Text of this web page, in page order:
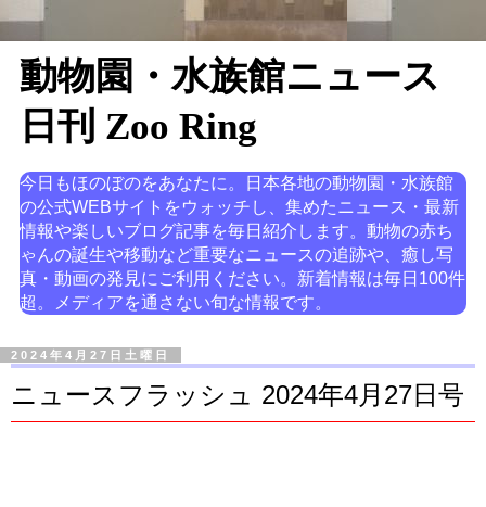
動物園・水族館ニュース
日刊 Zoo Ring
今日もほのぼのをあなたに。日本各地の動物園・水族館
の公式WEBサイトをウォッチし、集めたニュース・最新
情報や楽しいブログ記事を毎日紹介します。動物の赤ち
ゃんの誕生や移動など重要なニュースの追跡や、癒し写
真・動画の発見にご利用ください。新着情報は毎日100件
超。メディアを通さない旬な情報です。
2024年4月27日土曜日
ニュースフラッシュ 2024年4月27日号